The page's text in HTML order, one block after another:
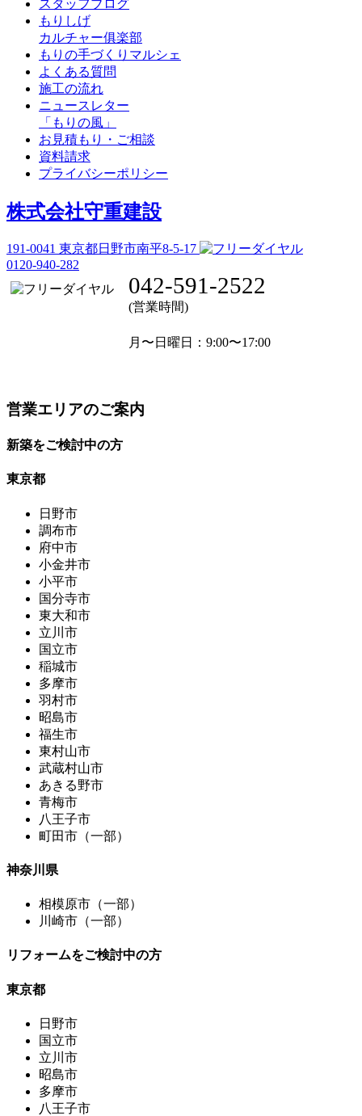
スタッフブログ
もりしげ
カルチャー俱楽部
もりの手づくりマルシェ
よくある質問
施工の流れ
ニュースレター
「もりの風」
お見積もり・ご相談
資料請求
プライバシーポリシー
株式会社守重建設
191-0041 東京都日野市南平8-5-17
0120-940-282
042-591-2522
(営業時間)
月〜日曜日 ：9:00〜17:00
営業エリアのご案内
新築をご検討中の方
東京都
日野市
調布市
府中市
小金井市
小平市
国分寺市
東大和市
立川市
国立市
稲城市
多摩市
羽村市
昭島市
福生市
東村山市
武蔵村山市
あきる野市
青梅市
八王子市
町田市（一部）
神奈川県
相模原市（一部）
川崎市（一部）
リフォームをご検討中の方
東京都
日野市
国立市
立川市
昭島市
多摩市
八王子市